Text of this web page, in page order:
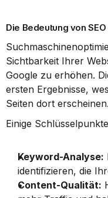
Die Bedeutung von SEO
Sichtbarkeit Ihrer
Google zu erhöhen.
ersten Ergebnisse,
Seiten dort erscheinen.
Einige
Keyword-Analyse:
identifizieren, die
Content-Qualität: